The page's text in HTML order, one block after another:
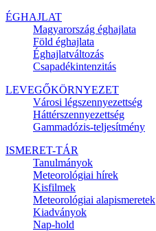
ÉGHAJLAT
Magyarország éghajlata
Föld éghajlata
Éghajlatváltozás
Csapadékintenzitás
LEVEGŐKÖRNYEZET
Városi légszennyezettség
Háttérszennyezettség
Gammadózis-teljesítmény
ISMERET-TÁR
Tanulmányok
Meteorológiai hírek
Kisfilmek
Meteorológiai alapismeretek
Kiadványok
Nap-hold